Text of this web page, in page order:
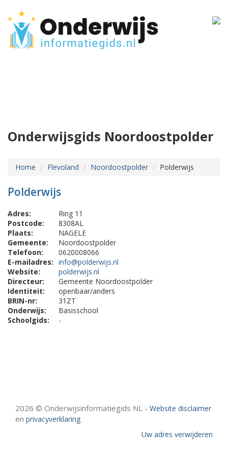
Onderwijsgids Noordoostpolder
Home Flevoland Noordoostpolder Polderwijs
Polderwijs
Adres:
Ring 11
Postcode:
8308AL
Plaats:
NAGELE
Gemeente:
Noordoostpolder
Telefoon:
0620008066
E-mailadres: info@polderwijs.nl
Website:
polderwijs.nl
Directeur:
Gemeente Noordoostpolder
Identiteit:
openbaar/anders
BRIN-nr:
31ZT
Onderwijs:
Basisschool
Schoolgids:
-
2026 © Onderwijsinformatiegids NL - Website disclaimer
en privacyverklaring
Uw adres verwijderen